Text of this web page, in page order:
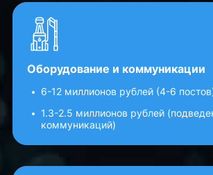
Оборудование и коммуникации
6-12 миллионов рублей (4-6
1.3-2.5 миллионов рублей
коммуникаций)